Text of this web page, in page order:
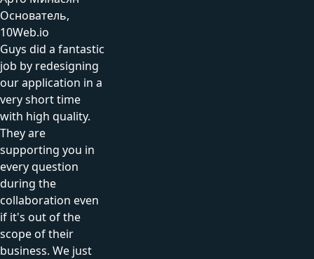
Основатель,
10Web.io
Guys did a fantastic
job by redesigning
our application in a
very short time
with high quality.
They are
supporting you in
every question
during the
collaboration even
if it's out of the
scope of their
business. We just